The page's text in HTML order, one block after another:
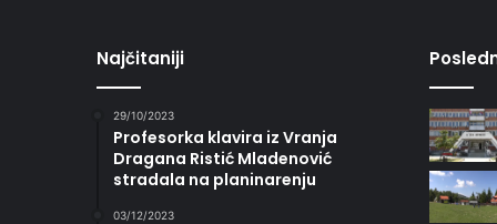
Najčitaniji
29/10/2023
Profesorka klavira iz Vranja
Dragana Ristić Mladenović
stradala na planinarenju
03/12/2023